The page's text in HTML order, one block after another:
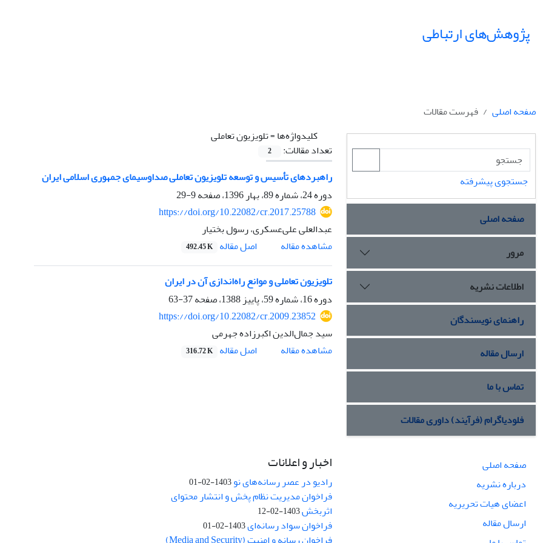
پژوهش‌های ارتباطی
صفحه اصلی
فهرست مقالات
کلیدواژه‌ها =تلویزیون تعاملی
تعداد مقالات:
2
راهبردهای تأسیس و توسعه تلویزیون تعاملی صداوسیمای جمهوری اسلامی ایران
دوره 24، شماره 89، بهار 1396، صفحه
9-29
https://doi.org/10.22082/cr.2017.25788
عبدالعلی علی‌عسکری، رسول بختیار
مشاهده مقاله
اصل مقاله 492.45 K
تلویزیون تعاملی و موانع راه‌اندازی آن در ایران
دوره 16، شماره 59، پاییز 1388، صفحه
37-63
https://doi.org/10.22082/cr.2009.23852
سید جمال‌الدین اکبرزاده جهرمی
مشاهده مقاله
اصل مقاله 316.72 K
جستجوی پیشرفته
صفحه اصلی
مرور
اطلاعات نشریه
راهنمای نویسندگان
ارسال مقاله
تماس با ما
فلودیاگرام (فرآیند) داوری مقالات
صفحه اصلی
درباره نشریه
اعضای هیات تحریریه
ارسال مقاله
اخبار و اعلانات
رادیو در عصر رسانه‌های نو1403-02-01
فراخوان مدیریت نظام پخش و انتشار محتوای
اثربخش1403-02-12
فراخوان سواد رسانه‌ای1403-02-01